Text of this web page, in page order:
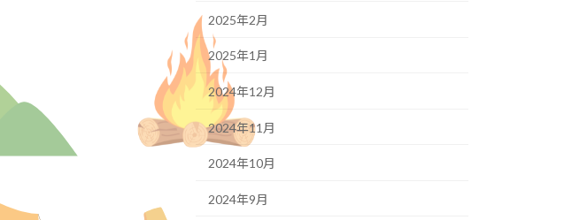
2025年2月
2025年1月
2024年12月
2024年11月
2024年10月
2024年9月